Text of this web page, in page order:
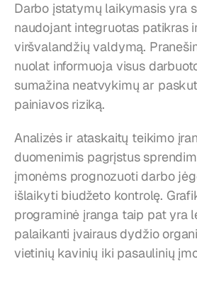
Darbo įstatymų laikymasis yra
naudojant integruotas patikras
viršvalandžių valdymą.
nuolat informuoja visus
sumažina neatvykimų ar
painiavos riziką.
Analizės ir ataskaitų teikimo
duomenimis pagrįstus
įmonėms prognozuoti darbo
išlaikyti biudžeto kontrolę.
programinė įranga taip pat yra
palaikanti įvairaus dydžio
vietinių kavinių iki pasaulinių